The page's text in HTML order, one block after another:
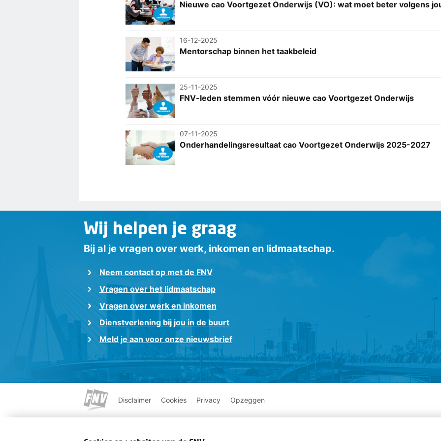
Nieuwe cao Voortgezet Onderwijs (VO): wat moet beter volgens
16-12-2025
Mentorschap binnen het taakbeleid
25-11-2025
FNV-leden stemmen vóór nieuwe cao Voortgezet Onderwijs
07-11-2025
Onderhandelingsresultaat cao Voortgezet Onderwijs 2025-2027
Wij helpen je graag
Bij al je vragen over werk, inkomen en lidmaatschap.
Neem contact op met de FNV
Vragen over het lidmaatschap
Vragen over werk en inkomen
Dienstverlening bij jou in de buurt
Meld je aan voor onze nieuwsbrief
Disclaimer Cookies Privacy Opzeggen